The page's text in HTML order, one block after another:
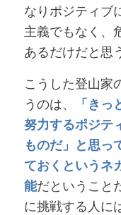
なりポジティブ
主義でもなく、
あるだけだと思
こうした登山家
うのは、
「き
努力するポジテ
ものだ」と思っ
ておくというネ
能だということ
に挑戦する人に